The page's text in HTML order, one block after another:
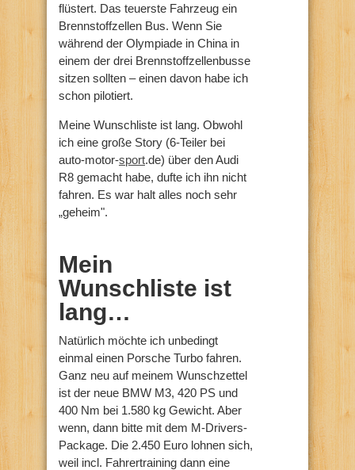
flüstert. Das teuerste Fahrzeug ein
Brennstoffzellen Bus. Wenn Sie
während der Olympiade in China in
einem der drei Brennstoffzellenbusse
sitzen sollten – einen davon habe ich
schon pilotiert.
Meine Wunschliste ist lang. Obwohl
ich eine große Story (6-Teiler bei
auto-motor-sport.de) über den Audi
R8 gemacht habe, dufte ich ihn nicht
fahren. Es war halt alles noch sehr
„geheim".
Mein
Wunschliste ist
lang…
Natürlich möchte ich unbedingt
einmal einen Porsche Turbo fahren.
Ganz neu auf meinem Wunschzettel
ist der neue BMW M3, 420 PS und
400 Nm bei 1.580 kg Gewicht. Aber
wenn, dann bitte mit dem M-Drivers-
Package. Die 2.450 Euro lohnen sich,
weil incl. Fahrertraining dann eine